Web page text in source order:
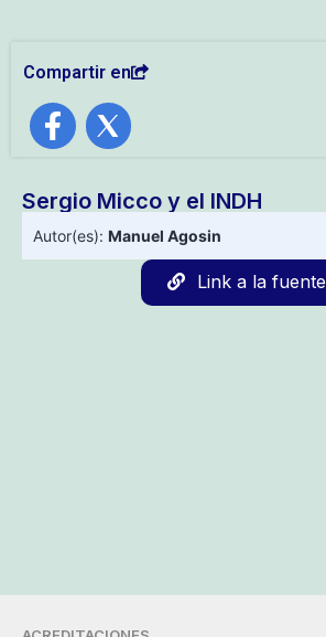
Compartir en
Sergio Micco y el INDH
Autor(es): Manuel Agosin
Link a la fuente